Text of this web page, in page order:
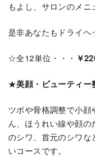
もよし、サロンのメニ
是非あなたもドライヘ
☆全12単位・・・ ￥
★美顔・ビューティー
ツボや骨格調整で小
ん、ほうれい線や顔
のシワ、首元のシワな
いコースです。